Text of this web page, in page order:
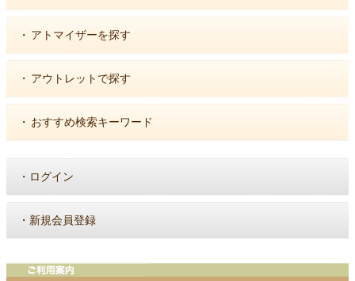
・ アトマイザーを探す
・ アウトレットで探す
・ おすすめ検索キーワード
・ ログイン
・ 新規会員登録